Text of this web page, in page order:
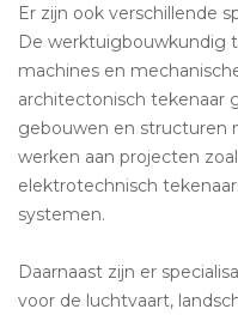
Er zijn ook verschillende
De werktuigbouwkundig
machines en
architectonisch tekenaar
gebouwen en structuren
werken aan projecten
elektrotechnisch
systemen.
Daarnaast zijn er
voor de luchtvaart,